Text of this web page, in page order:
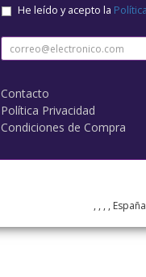
He leído y acepto la
Contacto
Política Privacidad
Condiciones de Compra
, , , ,